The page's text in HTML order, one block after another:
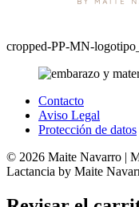
cropped-PP-MN-
Contacto
Aviso Legal
Protección de datos
© 2026 Maite Navarro |
Lactancia by Maite